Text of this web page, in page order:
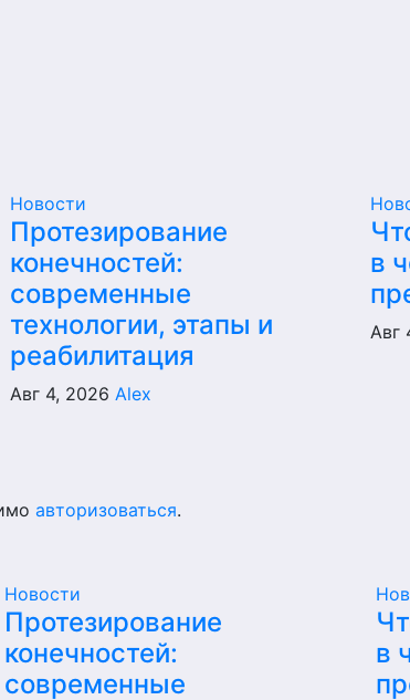
Новости
Протезирование
конечностей:
современные
технологии, этапы и
реабилитация
Авг 4, 2026Alex
в
Авг
авторизоваться.
Новости
Протезирование
конечностей:
современные
в